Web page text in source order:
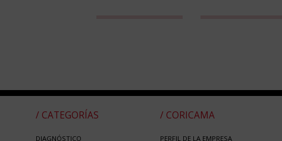
/ CATEGORÍAS
DIAGNÓSTICO
/ CORICAMA
PERFIL DE LA EMPRESA